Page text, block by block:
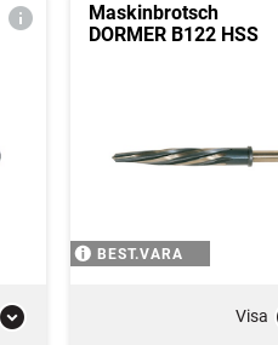
Maskinbrotsch
DORMER B122 HSS
BEST.VARA
Visa